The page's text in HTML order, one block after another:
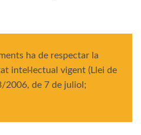
ha de respectar la
intel·lectual vigent (Llei de
2006, de 7 de juliol;